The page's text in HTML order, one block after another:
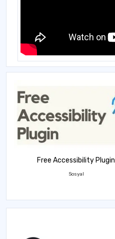
Free Accessibility Plugin
Sosyal